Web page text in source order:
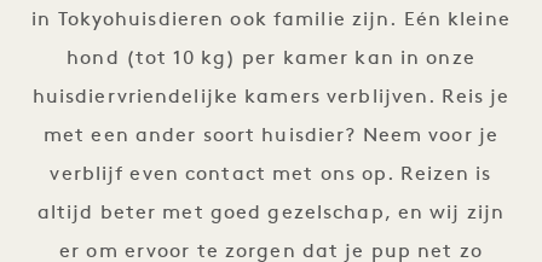
in Tokyohuisdieren ook familie zijn. Eén kleine
hond (tot 10 kg) per kamer kan in onze
huisdiervriendelijke kamers verblijven. Reis je
met een ander soort huisdier? Neem voor je
verblijf even contact met ons op. Reizen is
altijd beter met goed gezelschap, en wij zijn
er om ervoor te zorgen dat je pup net zo